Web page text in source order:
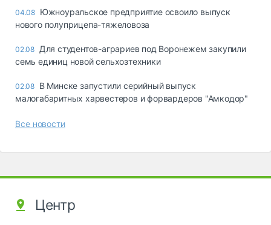
04.08 Южноуральское предприятие освоило выпуск
нового полуприцепа-тяжеловоза
02.08 Для студентов-аграриев под Воронежем закупили
семь единиц новой сельхозтехники
02.08 В Минске запустили серийный выпуск
малогабаритных харвестеров и форвардеров "Амкодор"
Все новости
Центр